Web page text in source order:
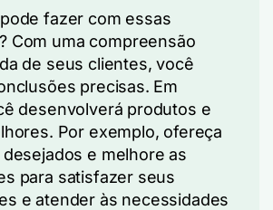
fazer com essas
Com uma compreensão
de seus clientes, você
precisas. Em
desenvolverá produtos e
Por exemplo, ofereça
e melhore as
para satisfazer seus
e atender às necessidades